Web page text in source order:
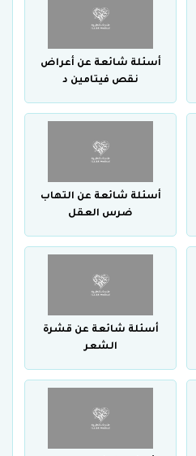
أسئلة شائعة عن أعراض
نقص فيتامين د
أسئلة شائعة عن التهاب
ضرس العقل
أسئلة شائعة عن قشرة
الشعر